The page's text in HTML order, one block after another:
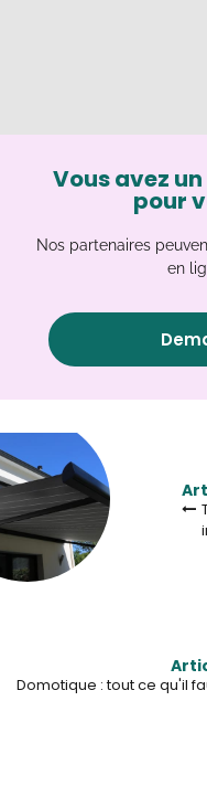
Vous avez
pour
Nos partenaires
en
Domotique : tout ce qu'il